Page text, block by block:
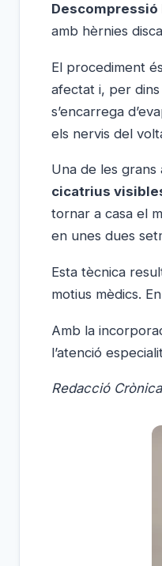
Descompressió
amb hèrnies
El procediment
afectat i, per dins
s’encarrega
els nervis del
Una de les
cicatrius
tornar a casa el
en unes dues
Esta tècnica
motius mèdics.
Amb la
l’atenció
Redacció Crònica